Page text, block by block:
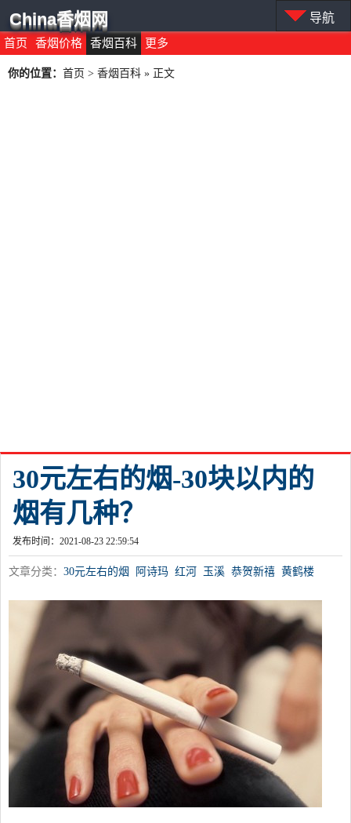
首页 香烟价格 香烟百科 更多
China香烟网 导航
你的位置： 首页 > 香烟百科 » 正文
30元左右的烟-30块以内的
烟有几种？
发布时间：2021-08-23 22:59:54
文章分类： 30元左右的烟 阿诗玛 红河 玉溪 恭贺新禧 黄鹤楼